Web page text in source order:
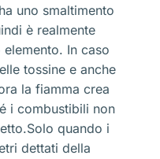
uno smaltimento
è realmente
In caso
tossine e anche
la fiamma crea
i combustibili non
quando i
dettati della